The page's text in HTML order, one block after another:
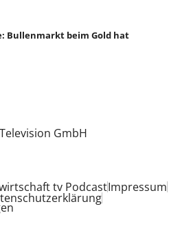
Bullenmarkt beim Gold hat
GmbH
tv PodcastImpressum